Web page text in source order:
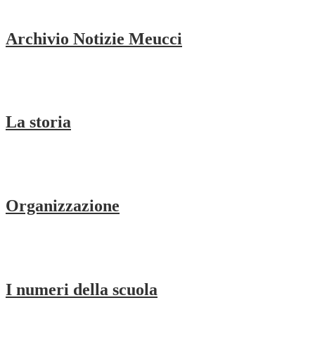
Archivio Notizie Meucci
La storia
Organizzazione
I numeri della scuola